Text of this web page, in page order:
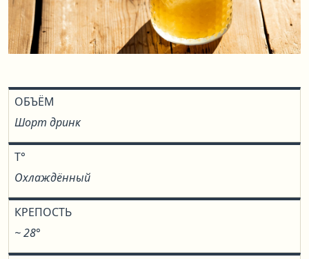
ОБЪЁМ
Шорт дринк
T°
Охлаждённый
КРЕПОСТЬ
~ 28°